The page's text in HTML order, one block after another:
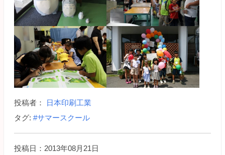
投稿者：
日本印刷工業
タグ: #サマースクール
投稿日：2013年08月21日